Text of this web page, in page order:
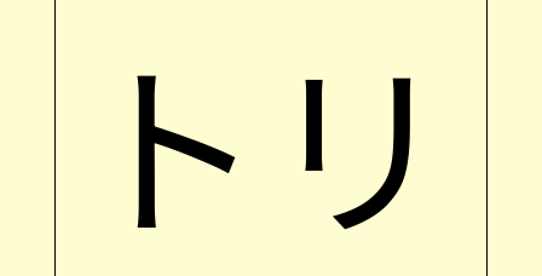
トリ